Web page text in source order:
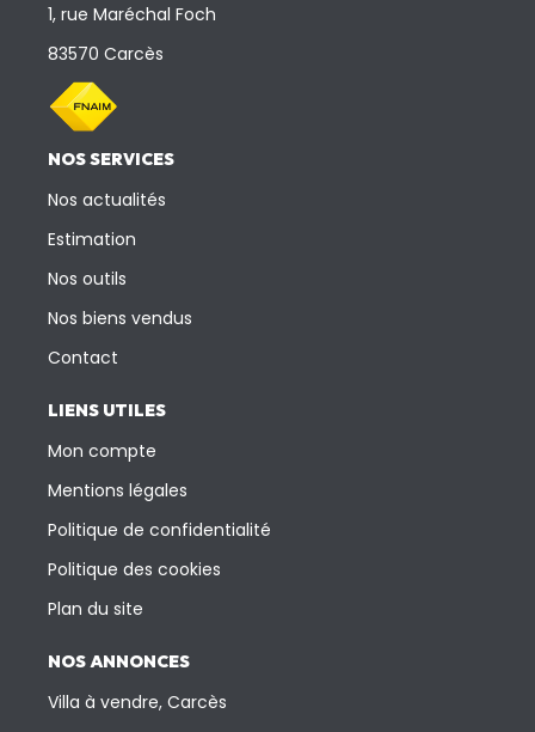
1, rue Maréchal Foch
83570 Carcès
NOS SERVICES
Nos actualités
Estimation
Nos outils
Nos biens vendus
Contact
LIENS UTILES
Mon compte
Mentions légales
Politique de confidentialité
Politique des cookies
Plan du site
NOS ANNONCES
Villa à vendre, Carcès